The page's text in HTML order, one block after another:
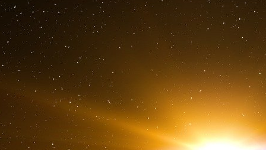
Paul Boury a reçu de l’argent du Laboratoire
Sa société
M et M Conseil a perçu la somme
M&M Conseil est spécialisé dans
affaires publiques depuis 1990, il a organisé
débats, forums, assises, opérations
expositions, voyages de presse, assemblée
Nous organisons chaque année près
«
rendez-vous majeurs où se réunissent les
autour de grands enjeux d’actualité
« réglementaires».